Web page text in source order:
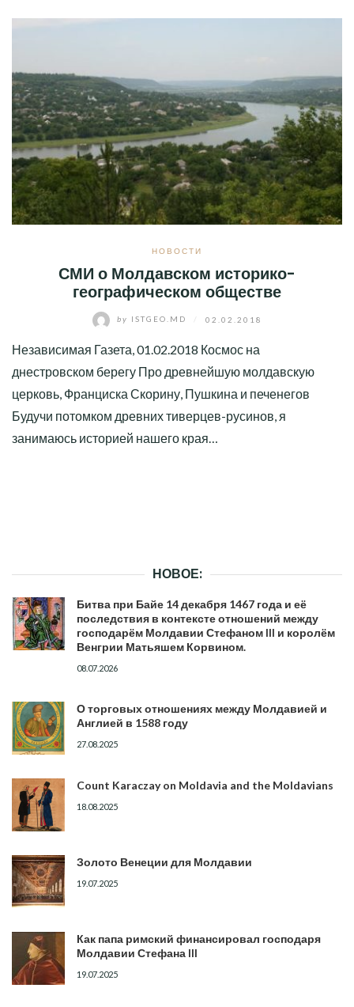
НОВОСТИ
СМИ о Молдавском историко-
географическом обществе
by ISTGEO.MD 02.02.2018
Независимая Газета, 01.02.2018 Космос на
днестровском берегу Про древнейшую молдавскую
церковь, Франциска Скорину, Пушкина и печенегов
Будучи потомком древних тиверцев-русинов, я
занимаюсь историей нашего края…
НОВОЕ:
Битва при Байе 14 декабря 1467 года и её
последствия в контексте отношений между
господарём Молдавии Стефаном III и королём
Венгрии Матьяшем Корвином.
08.07.2026
О торговых отношениях между Молдавией и
Англией в 1588 году
27.08.2025
Count Karaczay on Moldavia and the Moldavians
18.08.2025
Золото Венеции для Молдавии
19.07.2025
Как папа римский финансировал господаря
Молдавии Стефана III
19.07.2025